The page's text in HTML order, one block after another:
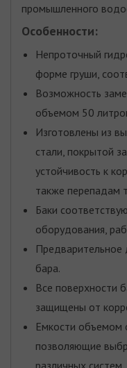
промышленного
Особенности:
Непроточный
форме груши,
Возможность
объемом 50
Изготовлены из
стали, покрытой
устойчивость к
также перепадам
Баки
оборудования,
Предварительное
бара.
Все поверхности
защищены от
Емкости объемом
позволяющие
различных систем.